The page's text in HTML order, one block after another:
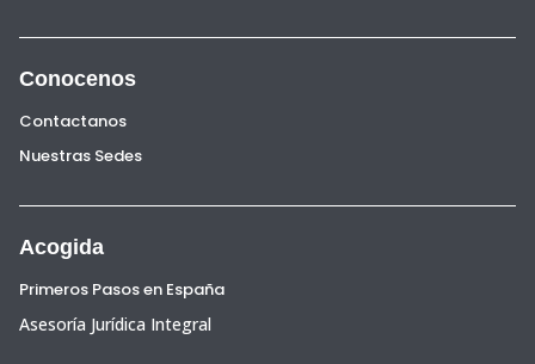
Conocenos
Contactanos
Nuestras Sedes
Acogida
Primeros Pasos en España
Asesoría Jurídica Integral